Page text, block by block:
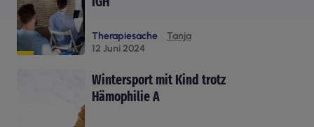
Therapiesache
Tanja
12 Juni 2024
Wintersport mit Kind trotz
Hämophilie A